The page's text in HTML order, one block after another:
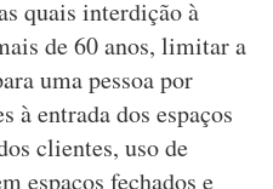
quais interdição à
de 60 anos, limitar a
uma pessoa por
à entrada dos espaços
clientes, uso de
espaços fechados e